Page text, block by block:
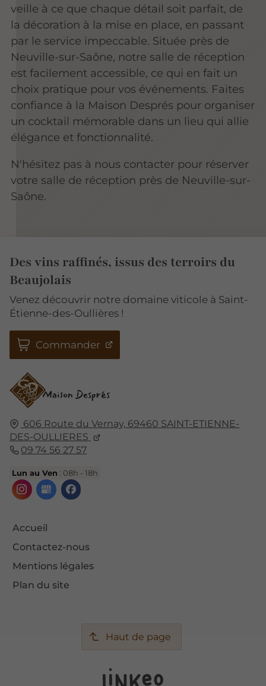
veille à ce que chaque détail soit parfait, de
la décoration à la mise en place, en passant
par le service impeccable. Située près de
Neuville-sur-Saône, notre salle de réception
est facilement accessible, ce qui en fait un
choix pratique pour vos événements. Faites
confiance à la Maison Després pour organiser
un cocktail mémorable dans un lieu qui allie
élégance et fonctionnalité.
N'hésitez pas à nous contacter pour réserver
votre salle de réception près de Neuville-sur-
Saône.
606 Route du Vernay, 69460 SAINT-ETIENNE-
DES-OULLIERES
09 74 56 27 57
Lun au Ven : 08h - 18h
Accueil
Contactez-nous
Mentions légales
Plan du site
Des vins raffinés, issus des terroirs du
Beaujolais
Venez découvrir notre domaine viticole à Saint-
Étienne-des-Oullières !
Commander
Haut de page